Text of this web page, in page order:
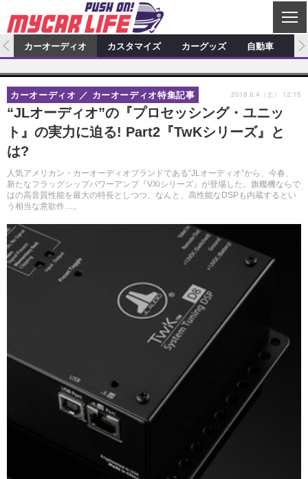
C
L
S
E
カーオーディオ
特集記事 新製品情報
プロショップ検索 ショップ訪問記
カーオーディオニュース デモカー製作記
カスタマイズ
カスタマイズ特集記事 カスタマイズ新製品情報
カスタマイズニュース
カーグッズ
カーグッズ特集記事 カーグッズ新製品情報
自動車
スクープ
カーオーディオ カスタマイズ カーグッズ 自動車
“JLオーディオ”の『プロセッシング・ユニッ
ト』の実力に迫る! Part2『TwKシリーズ』と
は?
人気アメリカン・カーオーディオブランドである“JLオーディオ”から、今春、
新たなフラッグシップパワーアンプ『VXiシリーズ』が登場した。旗艦機ならで
はの高音質性能を最大の特長としつつ、なんと、高性能なDSPも内蔵するとい
う相当な意欲作…。
カーオーディオ カーオーディオ特集記事 2018.8.4（土） 12:15